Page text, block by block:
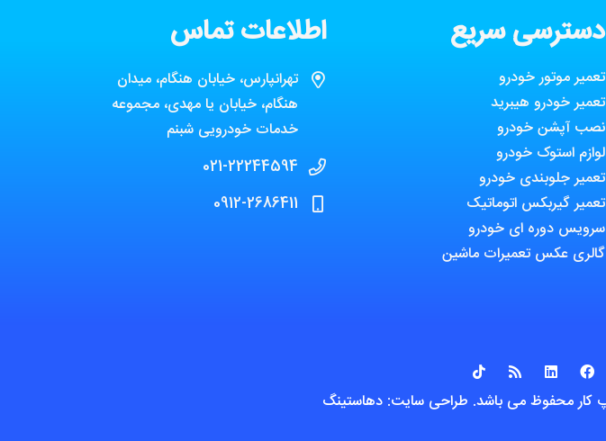
دسترسی سریع
تعمیر موتور خودرو
تعمیر خودرو هیبرید
نصب آپشن خودرو
لوازم استوک خودرو
تعمیر جلوبندی خودرو
تعمیر گیربکس اتوماتیک
سرویس دوره ای خودرو
گالری عکس تعمیرات ماشین
اطلاعات تماس
تهرانپارس، خیابان هنگام، میدان
هنگام، خیابان یا مهدی، مجموعه
خدمات خودرویی شبنم
021-22244594
0912-2686411
طراحی سایت: دهاستینگ